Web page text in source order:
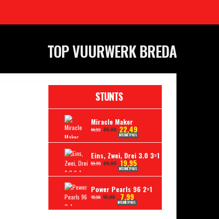
TOP VUURWERK BREDA
STUNTS
Miracle Maker
44,99 35,00 22,49
INTERNETPRIJS
Eins, Zwei, Drei 3.0 3=1
59,95 30,00 19,95
INTERNETPRIJS
Power Pearls 96 2=1
15,98 10,00 7,99
INTERNETPRIJS